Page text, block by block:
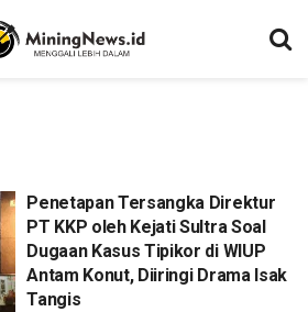
Penetapan Tersangka Direktur
PT KKP oleh Kejati Sultra Soal
Dugaan Kasus Tipikor di WIUP
Antam Konut, Diiringi Drama Isak
Tangis